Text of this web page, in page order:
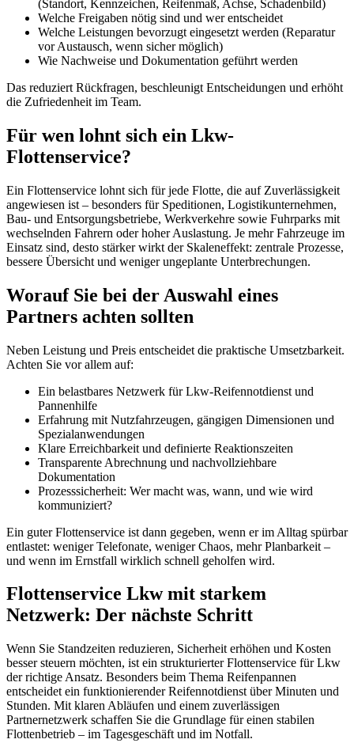
(Standort, Kennzeichen, Reifenmaß, Achse, Schadenbild)
Welche Freigaben nötig sind und wer entscheidet
Welche Leistungen bevorzugt eingesetzt werden (Reparatur
vor Austausch, wenn sicher möglich)
Wie Nachweise und Dokumentation geführt werden
Das reduziert Rückfragen, beschleunigt Entscheidungen und erhöht
die Zufriedenheit im Team.
Für wen lohnt sich ein Lkw-
Flottenservice?
Ein Flottenservice lohnt sich für jede Flotte, die auf Zuverlässigkeit
angewiesen ist – besonders für Speditionen, Logistikunternehmen,
Bau- und Entsorgungsbetriebe, Werkverkehre sowie Fuhrparks mit
wechselnden Fahrern oder hoher Auslastung. Je mehr Fahrzeuge im
Einsatz sind, desto stärker wirkt der Skaleneffekt: zentrale Prozesse,
bessere Übersicht und weniger ungeplante Unterbrechungen.
Worauf Sie bei der Auswahl eines
Partners achten sollten
Neben Leistung und Preis entscheidet die praktische Umsetzbarkeit.
Achten Sie vor allem auf:
Ein belastbares Netzwerk für Lkw-Reifennotdienst und
Pannenhilfe
Erfahrung mit Nutzfahrzeugen, gängigen Dimensionen und
Spezialanwendungen
Klare Erreichbarkeit und definierte Reaktionszeiten
Transparente Abrechnung und nachvollziehbare
Dokumentation
Prozesssicherheit: Wer macht was, wann, und wie wird
kommuniziert?
Ein guter Flottenservice ist dann gegeben, wenn er im Alltag spürbar
entlastet: weniger Telefonate, weniger Chaos, mehr Planbarkeit –
und wenn im Ernstfall wirklich schnell geholfen wird.
Flottenservice Lkw mit starkem
Netzwerk: Der nächste Schritt
Wenn Sie Standzeiten reduzieren, Sicherheit erhöhen und Kosten
besser steuern möchten, ist ein strukturierter Flottenservice für Lkw
der richtige Ansatz. Besonders beim Thema Reifenpannen
entscheidet ein funktionierender Reifennotdienst über Minuten und
Stunden. Mit klaren Abläufen und einem zuverlässigen
Partnernetzwerk schaffen Sie die Grundlage für einen stabilen
Flottenbetrieb – im Tagesgeschäft und im Notfall.